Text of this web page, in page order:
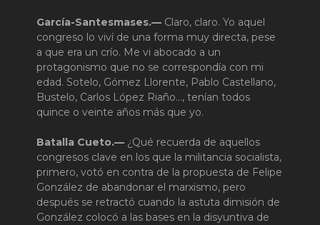
García-Santesmases.— Claro, claro. Yo aquel
congreso lo viví de una forma muy directa, pese
a que era un crío. Me vi abocado a un
protagonismo que no se correspondía con mi
edad. Sotelo, Gómez Llorente, Pablo Castellano,
Bustelo, Carlos López Riaño…, tenían todos
quince o veinte años más que yo.
Batalla Cueto.— ¿Qué recuerda de aquellos
congresos clave en los que la militancia socialista,
primero, votó en contra de la propuesta de Felipe
González de abandonar el marxismo, pero
después se retractó cuando la astuta dimisión de
González colocó a las bases en la disyuntiva de